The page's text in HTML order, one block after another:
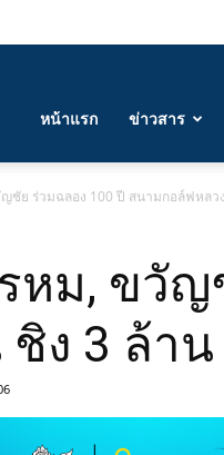
หน้าแรก ข่าวสาร
ชัย ร่วมฉลอง 100 ปี สนามกอล์ฟหลว
หม, ขวั
ง 3 ล้าน